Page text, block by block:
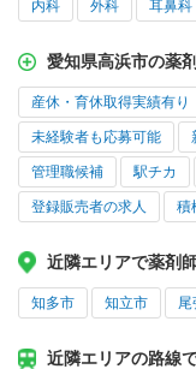
内科 外科 耳鼻科
愛知県高浜市の薬
産休・育休取得実績有り
未経験者も応募可能
管理職候補 駅チカ
登録販売者の求人 積
近隣エリアで薬剤
知多市 知立市 尾
近隣エリアの路線